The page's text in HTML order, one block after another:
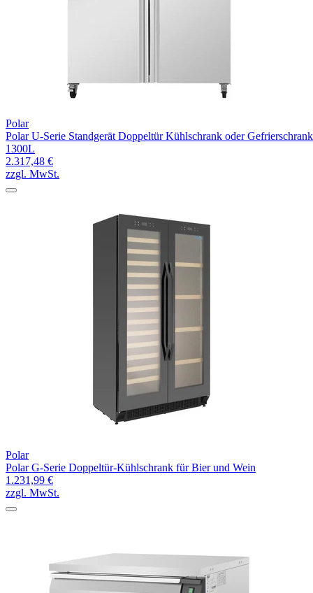
Polar
Polar U-Serie Standgerät Doppeltür Kühlschrank oder Gefrierschrank
1300L
2.317,48 €
zzgl. MwSt.
Polar
Polar G-Serie Doppeltür-Kühlschrank für Bier und Wein
1.231,99 €
zzgl. MwSt.